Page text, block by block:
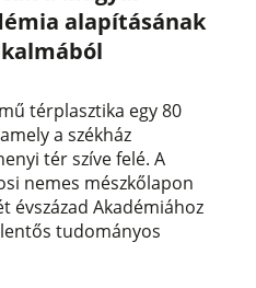
alapításának
térplasztika egy 80
a székház
tér szíve felé. A
nemes mészkőlapon
évszázad Akadémiához
tudományos